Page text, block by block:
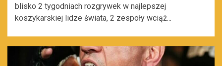
blisko 2 tygodniach rozgrywek w najlepszej
koszykarskiej lidze świata, 2 zespoły wciąż...